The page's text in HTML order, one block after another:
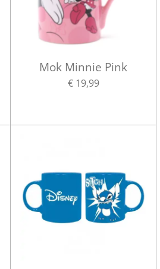
Mok Minnie Pink
€ 19,99